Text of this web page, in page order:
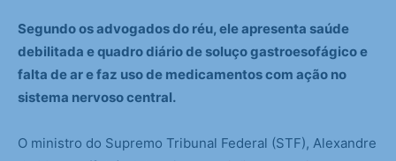
Segundo os advogados do réu, ele apresenta saúde
debilitada e quadro diário de soluço gastroesofágico e
falta de ar e faz uso de medicamentos com ação no
sistema nervoso central.
O ministro do Supremo Tribunal Federal (STF), Alexandre